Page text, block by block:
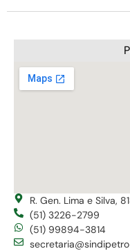
R. Gen. Lima e Silva,
(51) 3226-2799
(51) 99894-3814